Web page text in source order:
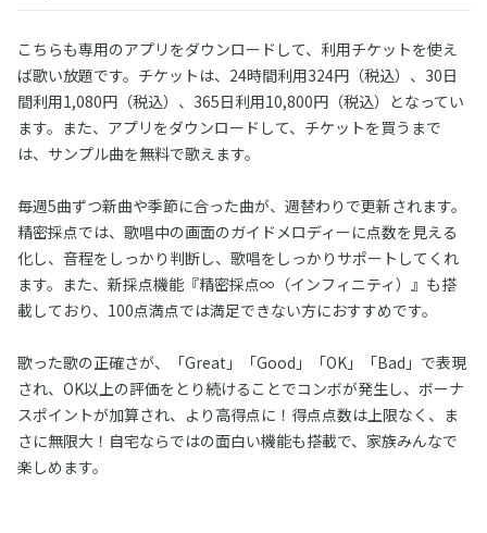
こちらも専用のアプリをダウンロードして、利用チケットを使え
ば歌い放題です。チケットは、24時間利用324円（税込）、30日
間利用1,080円（税込）、365日利用10,800円（税込）となってい
ます。また、アプリをダウンロードして、チケットを買うまで
は、サンプル曲を無料で歌えます。
毎週5曲ずつ新曲や季節に合った曲が、週替わりで更新されます。
精密採点では、歌唱中の画面のガイドメロディーに点数を見える
化し、音程をしっかり判断し、歌唱をしっかりサポートしてくれ
ます。また、新採点機能『精密採点∞（インフィニティ）』も搭
載しており、100点満点では満足できない方におすすめです。
歌った歌の正確さが、「Great」「Good」「OK」「Bad」で表現
され、OK以上の評価をとり続けることでコンボが発生し、ボーナ
スポイントが加算され、より高得点に！得点点数は上限なく、ま
さに無限大！自宅ならではの面白い機能も搭載で、家族みんなで
楽しめます。